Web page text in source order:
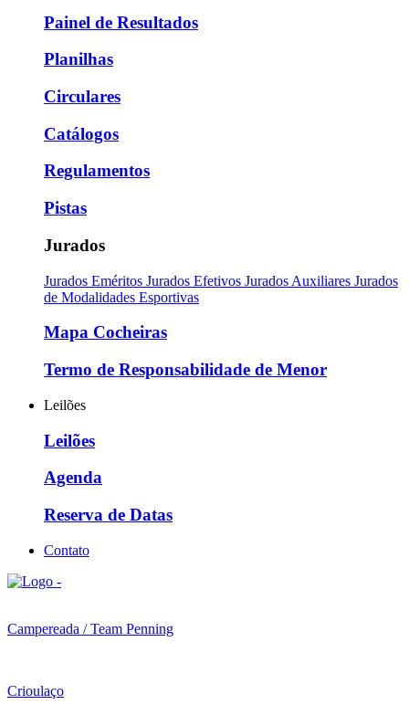
Painel de Resultados
Planilhas
Circulares
Catálogos
Regulamentos
Pistas
Jurados
Jurados Eméritos Jurados Efetivos Jurados Auxiliares Jurados
de Modalidades Esportivas
Mapa Cocheiras
Termo de Responsabilidade de Menor
Leilões
Leilões
Agenda
Reserva de Datas
Contato
Campereada / Team Penning
Crioulaço